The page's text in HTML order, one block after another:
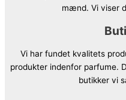
mænd. Vi viser
Vi har fundet kvalitets
produkter indenfor parfume.
butikker vi